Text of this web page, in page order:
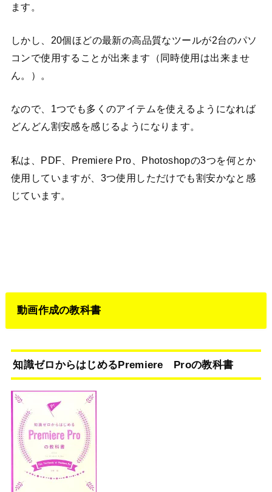
ます。
しかし、20個ほどの最新の高品質なツールが2台のパソ
コンで使用することが出来ます（同時使用は出来ませ
ん。）。
なので、1つでも多くのアイテムを使えるようになれば
どんどん割安感を感じるようになります。
私は、PDF、Premiere Pro、Photoshopの3つを何とか
使用していますが、3つ使用しただけでも割安かなと感
じています。
動画作成の教科書
知識ゼロからはじめるPremiere Proの教科書